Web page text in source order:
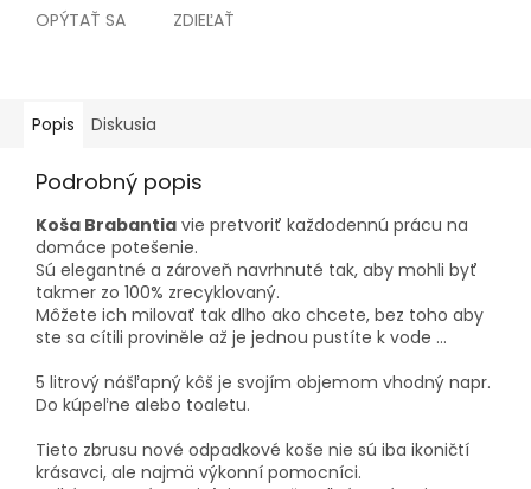
OPÝTAŤ SA ZDIEĽAŤ
Popis Diskusia
Podrobný popis
Koša Brabantia vie pretvoriť každodennú prácu na
domáce potešenie.
Sú elegantné a zároveň navrhnuté tak, aby mohli byť
takmer zo 100% zrecyklovaný.
Môžete ich milovať tak dlho ako chcete, bez toho aby
ste sa cítili proviněle až je jednou pustíte k vode ...
5 litrový nášľapný kôš je svojím objemom vhodný napr.
Do kúpeľne alebo toaletu.
Tieto zbrusu nové odpadkové koše nie sú iba ikoničtí
krásavci, ale najmä výkonní pomocníci.